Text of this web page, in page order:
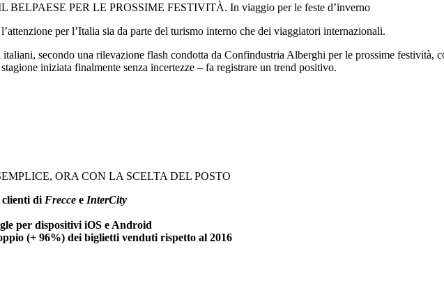
PER LE PROSSIME FESTIVITÀ. In viaggio per le feste d’inverno
per l’Italia sia da parte del turismo interno che dei viaggiatori internazionali.
secondo una rilevazione flash condotta da Confindustria Alberghi per le prossime festività,
iniziata finalmente senza incertezze – fa registrare un trend positivo.
ORA CON LA SCELTA DEL POSTO
clienti di Frecce e InterCity
per dispositivi iOS e Android
(+ 96%) dei biglietti venduti rispetto al 2016